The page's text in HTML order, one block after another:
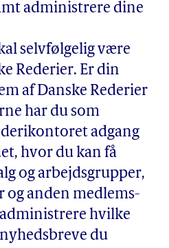
administrere dine
selvfølgelig være
Rederier. Er din
af Danske Rederier
har du som
adgang
hvor du kan få
og arbejdsgrupper,
og anden med­lem­s­
hvilke
du